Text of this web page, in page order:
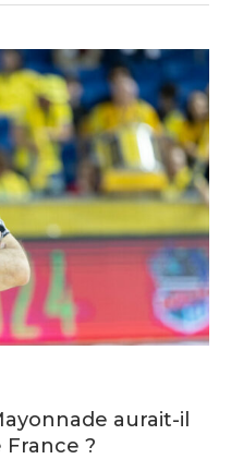
aurait-il
France ?